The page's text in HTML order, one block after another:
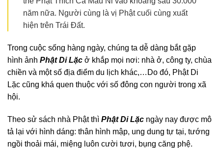
năm nữa. Người cùng là vị Phật cuối cùng xuất
hiện trên Trái Đất.
Trong cuộc sống hàng ngày, chúng ta dễ dàng bắt gặp
hình ảnh Phật Di Lặc ở khắp mọi nơi: nhà ở, công ty, chùa
chiền và một số địa điểm du lịch khác,…Do đó, Phật Di
Lặc cũng khá quen thuộc với số đông con người trong xã
hội.
Theo sử sách nhà Phật thì Phật Di Lặc ngày nay được mô
tả lại với hình dáng: thân hình mập, ung dung tự tại, tướng
ngồi thoải mái, miệng luôn cười tươi, bụng căng phệ.